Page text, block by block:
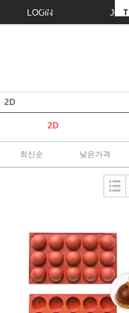
LOGIN JOIN
2D
2D
최신순 낮은가격